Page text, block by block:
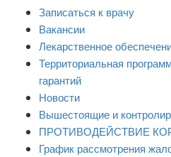
Записаться к врачу
Вакансии
Лекарственное
Территориальная
гарантий
Новости
Вышестоящие и
ПРОТИВОДЕЙСТВИЕ
График рассмотрения